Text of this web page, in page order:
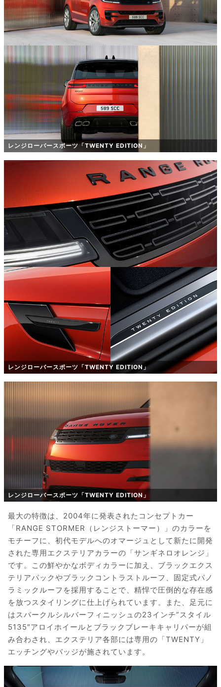
レンジローバースポーツ「TWENTY EDITION」
レンジローバースポーツ「TWENTY EDITION」
レンジローバースポーツ「TWENTY EDITION」
最大の特徴は、2004年に発表されたコンセプトカー
「RANGE STORMER（レンジストーマー）」のカラーを
モチーフに、初代モデルへのオマージュとして新たに開発
された専用エクステリアカラーの「サンギネロオレンジ」
です。この鮮やかなボディカラーに加え、ブラックエクス
テリアパックやブラックコントラストルーフ、固定式パノ
ラミックルーフを採用することで、精悍で圧倒的な存在感
を放つスタイリングに仕上げられています。また、足元に
はスパークルシルバーフィニッシュの23インチ”スタイル
5135″アロイホイールとブラックブレーキキャリパーが組
み合わされ、エクステリア各部には専用の「TWENTY」
エッチングやバッジが施されています。